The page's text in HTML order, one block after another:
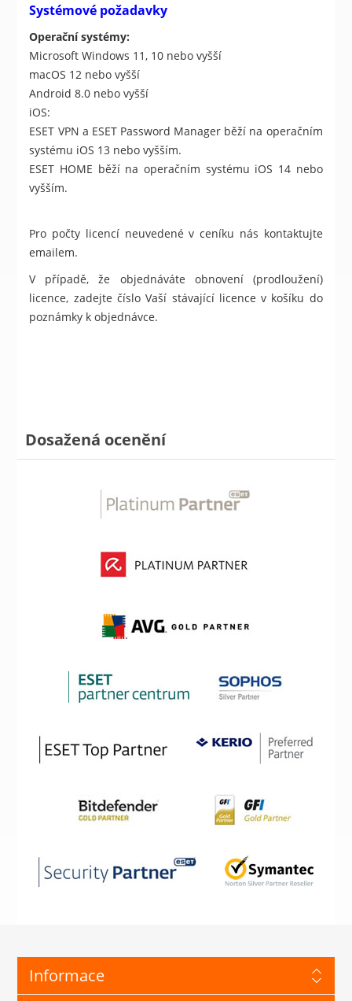
Systémové požadavky
Operační systémy:
Microsoft Windows 11, 10 nebo vyšší
macOS 12 nebo vyšší
Android 8.0 nebo vyšší
iOS:
ESET VPN a ESET Password Manager běží na operačním
systému iOS 13 nebo vyšším.
ESET HOME běží na operačním systému iOS 14 nebo
vyšším.
Pro počty licencí neuvedené v ceníku nás kontaktujte
emailem.
V případě, že objednáváte obnovení (prodloužení)
licence, zadejte číslo Vaší stávající licence v košíku do
poznámky k objednávce.
Dosažená ocenění
Informace